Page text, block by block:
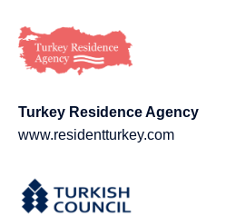
Turkey Residence Agency
www.residentturkey.com